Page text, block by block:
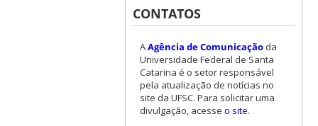
CONTATOS
AAgência de Comunicaçãoda
Universidade Federal de Santa
Catarina é o setor responsável
pela atualização de notícias no
site da UFSC. Para solicitar uma
divulgação, acesse o site.